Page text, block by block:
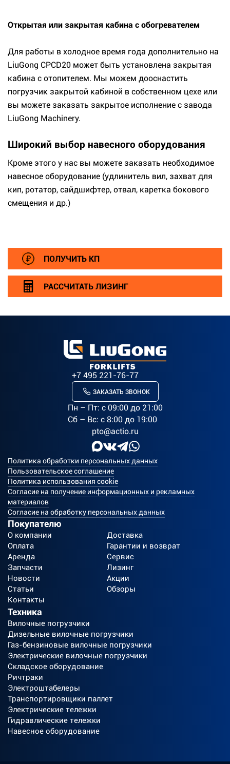
Открытая или закрытая кабина с обогревателем
Для работы в холодное время года дополнительно на
LiuGong CPCD20 может быть установлена закрытая
кабина с отопителем. Мы можем дооснастить
погрузчик закрытой кабиной в собственном цехе или
вы можете заказать закрытое исполнение с завода
LiuGong Machinery.
Широкий выбор навесного оборудования
Кроме этого у нас вы можете заказать необходимое
навесное оборудование (удлинитель вил, захват для
кип, ротатор, сайдшифтер, отвал, каретка бокового
смещения и др.)
ПОЛУЧИТЬ КП
РАССЧИТАТЬ ЛИЗИНГ
+7 495 221-76-77
ЗАКАЗАТЬ ЗВОНОК
Пн – Пт: c 09:00 до 21:00
Сб – Вс: с 8:00 до 19:00
pto@actio.ru
Политика обработки персональных данных
Пользовательское соглашение
Политика использования cookie
Согласие на получение информационных и рекламных
материалов
Согласие на обработку персональных данных
Покупателю
О компании
Доставка
Оплата
Гарантии и возврат
Аренда
Сервис
Запчасти
Лизинг
Новости
Акции
Статьи
Обзоры
Контакты
Техника
Вилочные погрузчики
Дизельные вилочные погрузчики
Газ-бензиновые вилочные погрузчики
Электрические вилочные погрузчики
Складское оборудование
Ричтраки
Электроштабелеры
Транспортировщики паллет
Электрические тележки
Гидравлические тележки
Навесное оборудование